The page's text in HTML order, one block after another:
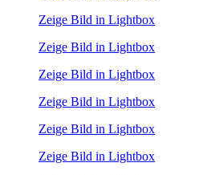
Zeige Bild in Lightbox
Zeige Bild in Lightbox
Zeige Bild in Lightbox
Zeige Bild in Lightbox
Zeige Bild in Lightbox
Zeige Bild in Lightbox